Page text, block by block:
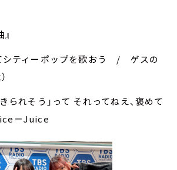
ティーポップを歌おう / ゲスの
れそう」って それってねえ、褒めて
＝Juice